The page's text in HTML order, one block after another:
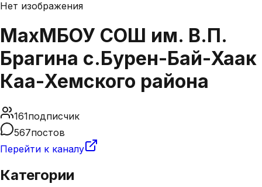
Нет изображения
MaxМБОУ СОШ им. В.П.
Брагина с.Бурен-Бай-Хаак
Каа-Хемского района
161подписчик
567постов
Перейти к каналу
Категории